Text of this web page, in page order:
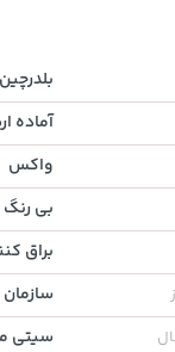
100,000 تومان
بلدرچین
آماده
واکس
بی رنگ
براق
سازمان
سیتی